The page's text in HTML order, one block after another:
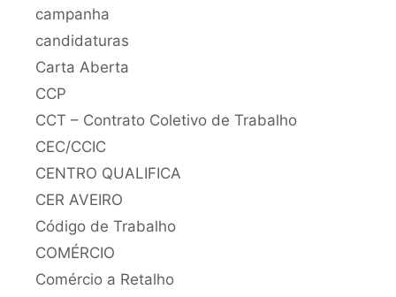
campanha
candidaturas
Carta Aberta
CCP
CCT – Contrato Coletivo de Trabalho
CEC/CCIC
CENTRO QUALIFICA
CER AVEIRO
Código de Trabalho
COMÉRCIO
Comércio a Retalho